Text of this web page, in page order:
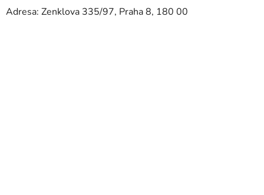
Adresa: Zenklova 335/97, Praha 8, 180 00